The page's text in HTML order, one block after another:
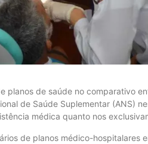
planos de saúde no comparativo
de Saúde Suplementar (ANS)
médica quanto nos
de planos médico-hospitalares